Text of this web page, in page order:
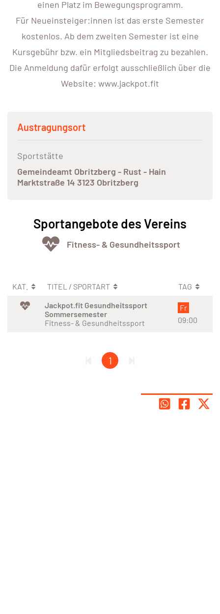
einen Platz im Bewegungsprogramm.
Für Neueinsteiger:innen ist das erste Semester
kostenlos. Ab dem zweiten Semester ist eine
Kursgebühr bzw. ein Mitgliedsbeitrag zu bezahlen.
Die Anmeldung dafür erfolgt ausschließlich über die
Website: www.jackpot.fit
Austragungsort
Sportstätte
Gemeindeamt Obritzberg - Rust - Hain
Marktstraße 14 3123 Obritzberg
Sportangebote des Vereins
Fitness- & Gesundheitssport
KAT. TITEL / SPORTART
TAG
Jackpot.fit Gesundheitssport
Sommersemester
Fitness- & Gesundheitssport
Fr
09:00
1